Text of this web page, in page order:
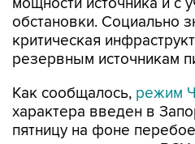
критическая
резервным источникам
Как сообщалось,режим
пятницу на фоне
вызванных ударами ВСУ
энергетики.